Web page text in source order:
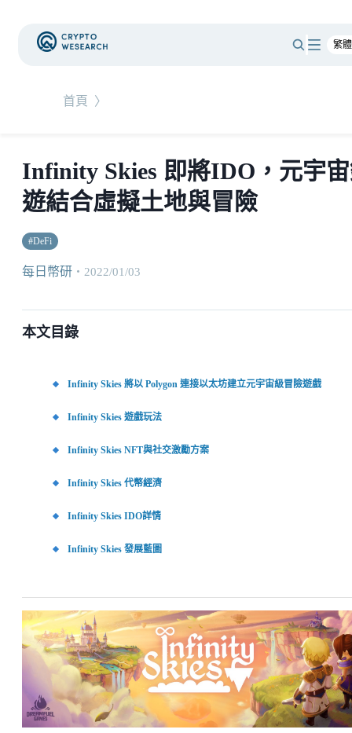
首頁 〉
Infinity Skies 即將IDO，元宇
遊結合虛擬土地與冒險
#DeFi
每日幣研 ・ 2022/01/03
本文目錄
Infinity Skies 將以 Polygon 連接以太坊建立元宇宙級冒險遊戲
Infinity Skies 遊戲玩法
Infinity Skies NFT與社交激勵方案
Infinity Skies 代幣經濟
Infinity Skies IDO詳情
Infinity Skies 發展藍圖